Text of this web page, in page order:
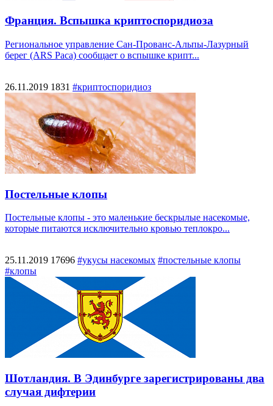
Франция. Вспышка криптоспоридиоза
Региональное управление Сан-Прованс-Альпы-Лазурный
берег (ARS Paca) сообщает о вспышке крипт...
26.11.2019 1831 #криптоспоридиоз
Постельные клопы
Постельные клопы - это маленькие бескрылые насекомые,
которые питаются исключительно кровью теплокро...
25.11.2019 17696 #укусы насекомых #постельные клопы
#клопы
Шотландия. В Эдинбурге зарегистрированы два
случая дифтерии